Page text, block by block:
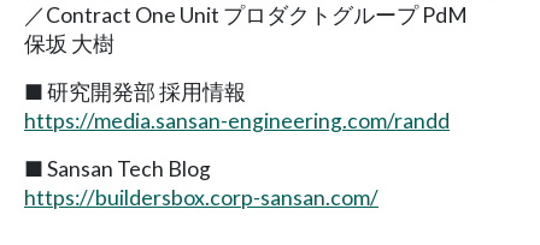
／Contract One Unit プロダクトグループ PdM
保坂 大樹
■ 研究開発部 採用情報
https://media.sansan-engineering.com/randd
■ Sansan Tech Blog
https://buildersbox.corp-sansan.com/